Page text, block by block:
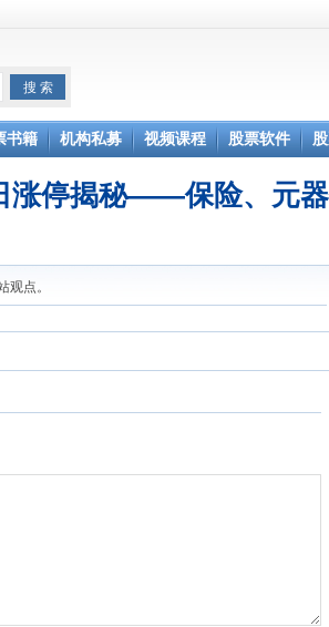
书籍 机构私募 视频课程 股票软件
涨停揭秘——保险、元
观点。